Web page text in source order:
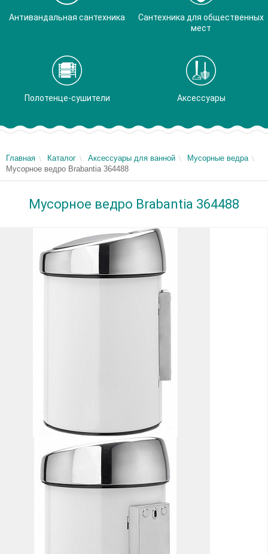
Антивандальная сантехника
Сантехника для общественных
мест
Полотенце-сушители Аксессуары
Главная Каталог Аксессуары для ванной
Мусорные ведра
Мусорное ведро Brabantia 364488
Мусорное ведро Brabantia 364488